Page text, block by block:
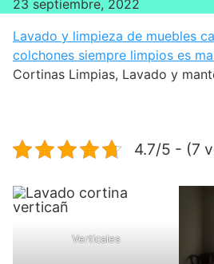
23 septiembre, 2022
Lavado y limpieza de muebles
colchones siempre limpios es
Cortinas Limpias, Lavado y
4.7/5 - (7
Verticales